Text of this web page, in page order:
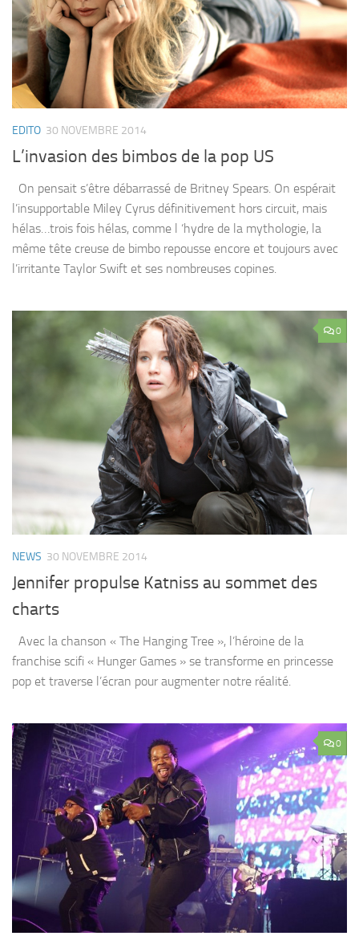
EDITO 30 NOVEMBRE 2014
L’invasion des bimbos de la pop US
On pensait s’être débarrassé de Britney Spears. On espérait
l’insupportable Miley Cyrus définitivement hors circuit, mais
hélas…trois fois hélas, comme l ‘hydre de la mythologie, la
même tête creuse de bimbo repousse encore et toujours avec
l’irritante Taylor Swift et ses nombreuses copines.
0
NEWS 30 NOVEMBRE 2014
Jennifer propulse Katniss au sommet des
charts
Avec la chanson « The Hanging Tree », l’héroine de la
franchise scifi « Hunger Games » se transforme en princesse
pop et traverse l’écran pour augmenter notre réalité.
0